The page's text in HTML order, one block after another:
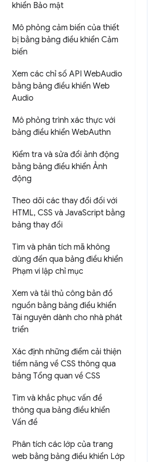
khiển Bảo mật
Mô phỏng cảm biến của thiết
bị bằng bảng điều khiển Cảm
biến
Xem các chỉ số API WebAudio
bằng bảng điều khiển Web
Audio
Mô phỏng trình xác thực với
bảng điều khiển WebAuthn
Kiểm tra và sửa đổi ảnh động
bằng bảng điều khiển Ảnh
động
Theo dõi các thay đổi đối với
HTML, CSS và JavaScript bằng
bảng thay đổi
Tìm và phân tích mã không
dùng đến qua bảng điều khiển
Phạm vi lập chỉ mục
Xem và tải thủ công bản đồ
nguồn bằng bảng điều khiển
Tài nguyên dành cho nhà phát
triển
Xác định những điểm cải thiện
tiềm năng về CSS thông qua
bảng Tổng quan về CSS
Tìm và khắc phục vấn đề
thông qua bảng điều khiển
Vấn đề
Phân tích các lớp của trang
web bằng bảng điều khiển Lớp